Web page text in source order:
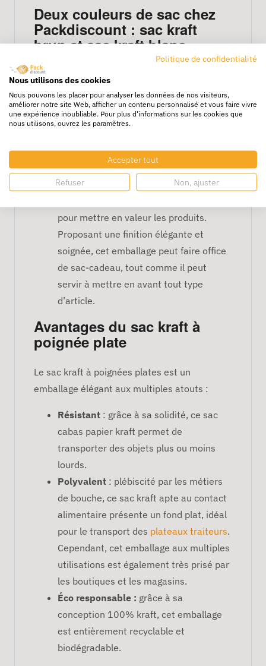
Deux couleurs de sac chez
Packdiscount : sac kraft
brun et sac kraft blanc
Emballage très tendance, le sac kraft à
poignées plates est décliné en deux coloris :
Kraft brun: le sac kraft brun à poignée
recherche d’un emballage sobre et
classique. La couleur naturelle de ce sac
lui confère un aspect patiné ;
pour mettre en valeur les produits.
Proposant une finition élégante et
soignée, cet emballage peut faire office
de sac-cadeau, tout comme il peut
servir à mettre en avant tout type
d’article.
Avantages du sac kraft à
poignée plate
Le sac kraft à poignées plates est un
emballage élégant aux multiples atouts :
Résistant : grâce à sa solidité, ce sac
cabas papier kraft permet de
transporter des objets plus ou moins
lourds.
Polyvalent : plébiscité par les métiers
de bouche, ce sac kraft apte au contact
alimentaire présente un fond plat, idéal
pour le transport des plateaux traiteurs.
Cependant, cet emballage aux multiples
utilisations est également très prisé par
les boutiques et les magasins.
Éco responsable : grâce à sa
conception 100% kraft, cet emballage
est entièrement recyclable et
biodégradable.
Politique de confidentialité
Nous utilisons des cookies
Nous pouvons les placer pour analyser les données de nos visiteurs,
améliorer notre site Web, afficher un contenu personnalisé et vous faire vivre
une expérience inoubliable. Pour plus d'informations sur les cookies que
nous utilisons, ouvrez les paramètres.
Accepter tout
Refuser Non, ajuster